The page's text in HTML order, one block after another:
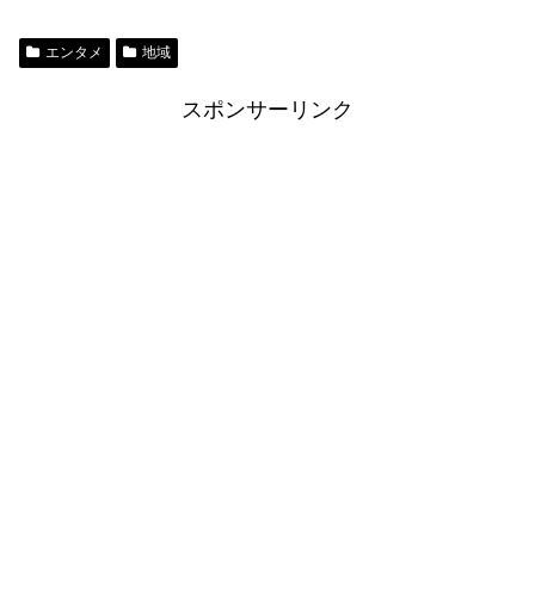
エンタメ 地域
スポンサーリンク